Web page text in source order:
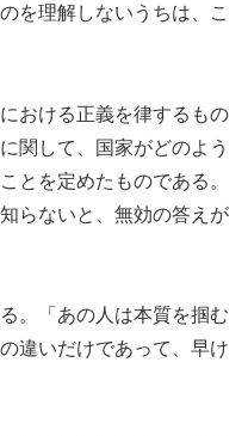
を理解しないうちは、こ
おける正義を律するもの
関して、国家がどのよう
とを定めたものである。
らないと、無効の答えが
。「あの人は本質を掴む
違いだけであって、早け